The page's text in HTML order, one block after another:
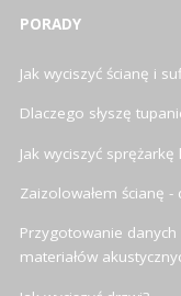
PORADY
Jak wyciszyć ścianę i
Dlaczego słyszę
Jak wyciszyć
Zaizolowałem ścianę -
Przygotowanie
materiałów